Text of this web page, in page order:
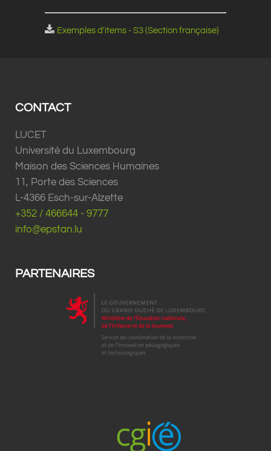
Exemples d'items - S3 (Section française)
CONTACT
LUCET
Université du Luxembourg
Maison des Sciences Humaines
11, Porte des Sciences
L-4366 Esch-sur-Alzette
+352 / 466644 - 9777
info@epstan.lu
PARTENAIRES